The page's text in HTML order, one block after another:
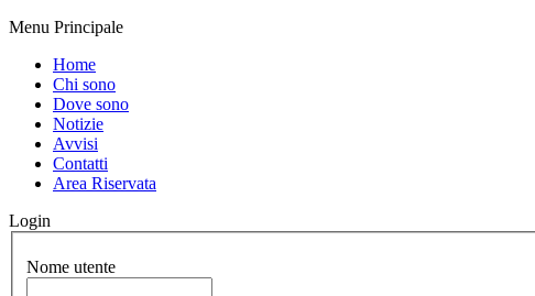
Menu Principale
Home
Chi sono
Dove sono
Notizie
Avvisi
Contatti
Area Riservata
Login
Nome utente